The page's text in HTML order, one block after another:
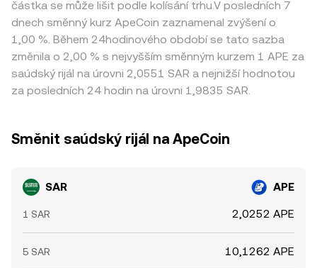
částka se může lišit podle kolísání trhu.V posledních 7
dnech směnný kurz ApeCoin zaznamenal zvýšení o
1,00 %. Během 24hodinového období se tato sazba
změnila o 2,00 % s nejvyšším směnným kurzem 1 APE za
saúdský rijál na úrovni 2,0551 SAR a nejnižší hodnotou
za posledních 24 hodin na úrovni 1,9835 SAR.
Směnit saúdský rijál na ApeCoin
SAR APE
1 SAR 2,0252 APE
5 SAR 10,1262 APE